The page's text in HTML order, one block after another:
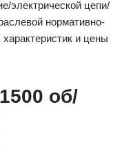
электрической цепи/
нормативно-
и цены
об/